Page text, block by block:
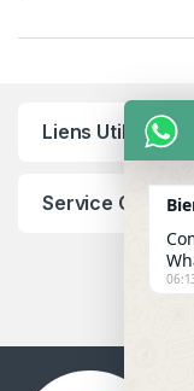
Liens Utiles
Service Client